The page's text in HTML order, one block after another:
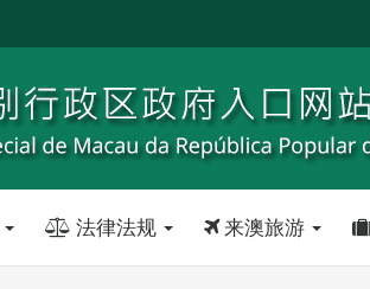
法律法规 来澳旅游